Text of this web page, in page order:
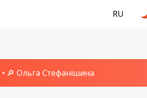
RU
🔎 Ольга Стефанішина